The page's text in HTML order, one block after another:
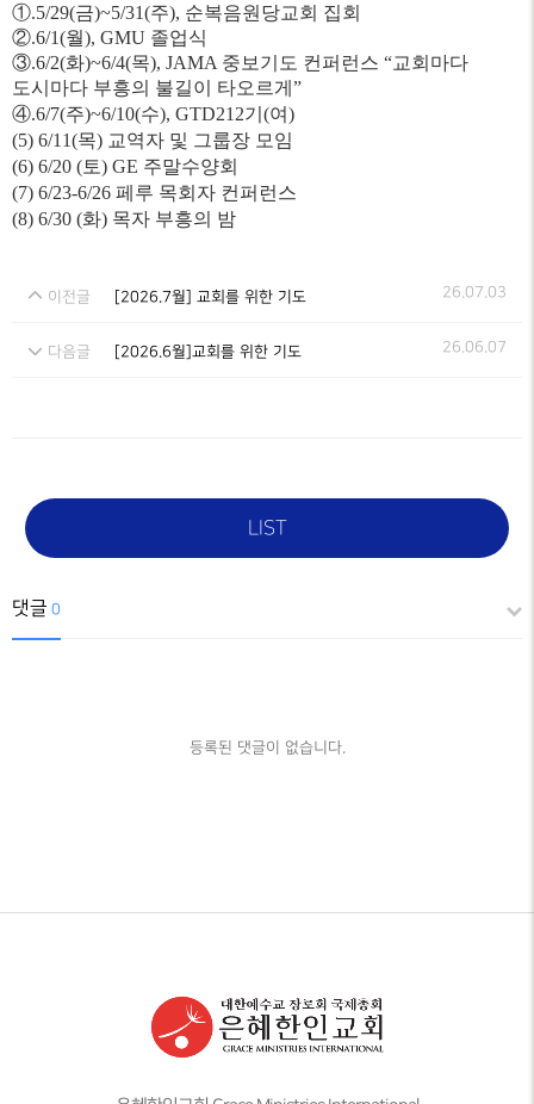
①.5/29(금)~5/31(주), 순복음원당교회 집회
②.6/1(월), GMU 졸업식
③.6/2(화)~6/4(목), JAMA 중보기도 컨퍼런스 “교회마다
도시마다 부흥의 불길이 타오르게”
④.6/7(주)~6/10(수), GTD212기 (여)
(5) 6/11(목) 교역자 및 그룹장 모임
(6) 6/20 (토) GE 주말수양회
(7) 6/23-6/26 페루 목회자 컨퍼런스
(8) 6/30 (화) 목자 부흥의 밤
이전글 [2026.7월] 교회를 위한 기도 26.07.03
다음글 [2026.6월]교회를 위한 기도 26.06.07
LIST
댓글 0
등록된 댓글이 없습니다.